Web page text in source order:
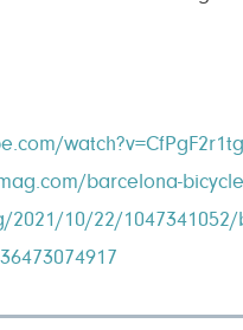
barcelona-
2021/10/22/